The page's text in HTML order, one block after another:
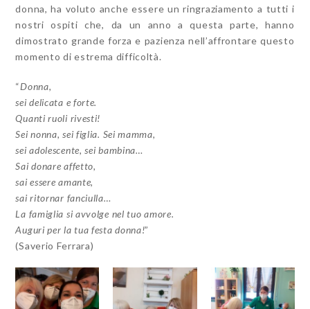
donna, ha voluto anche essere un ringraziamento a tutti i
nostri ospiti che, da un anno a questa parte, hanno
dimostrato grande forza e pazienza nell’affrontare questo
momento di estrema difficoltà.
“Donna,
sei delicata e forte.
Quanti ruoli rivesti!
Sei nonna, sei figlia. Sei mamma,
sei adolescente, sei bambina…
Sai donare affetto,
sai essere amante,
sai ritornar fanciulla…
La famiglia si avvolge nel tuo amore.
Auguri per la tua festa donna!”
(Saverio Ferrara)